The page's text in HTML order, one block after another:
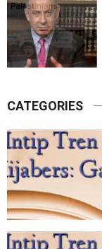
CATEGORIES